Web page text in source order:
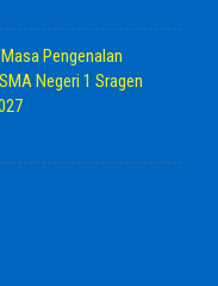
Pengenalan
Negeri 1 Sragen